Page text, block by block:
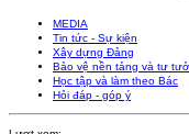
MEDIA
Tin tức - Sự kiện
Xây dựng Đảng
Bảo vệ nền tảng và tư
Học tập và làm theo Bác
Hỏi đáp - góp ý